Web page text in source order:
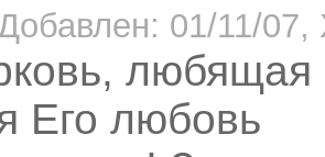
01/11/07,
любящая
Его любовь